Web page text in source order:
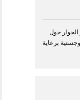
2026” يعزز الحوار حول
برعاية